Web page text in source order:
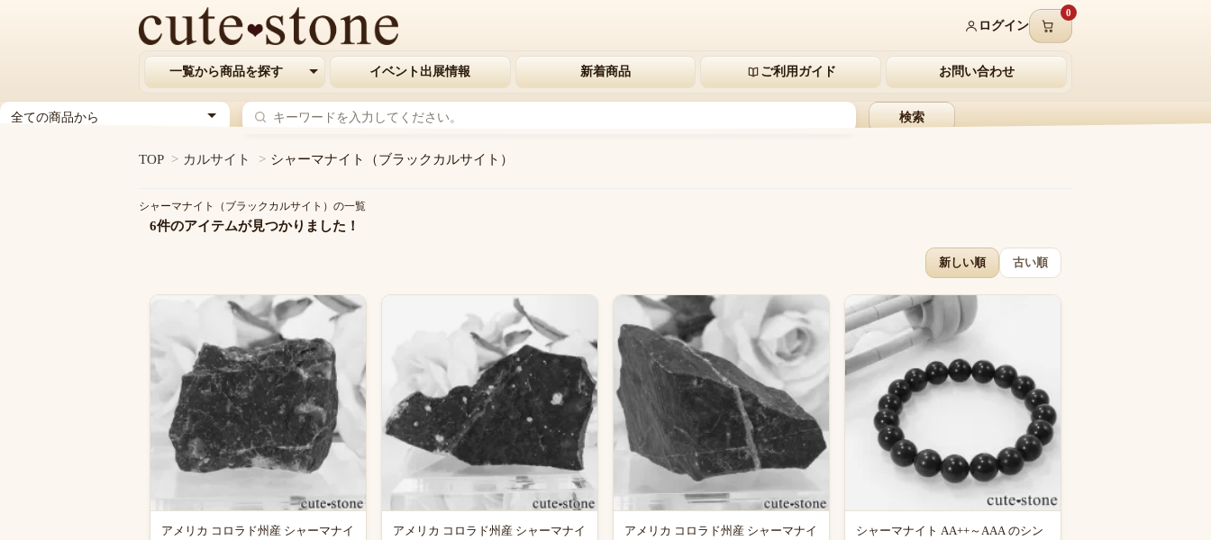
ログイン
0
一覧から商品を探す イベント出展情報 新着商品 ご利用ガイド お問い合わせ
ジ
検索
TOP > カルサイト > シャーマナイト（ブラックカルサイト）
シャーマナイト（ブラックカルサイト）の一覧
6件のアイテムが見つかりました！
新しい順 古い順
アメリカ コロラド州産 シャーマナイ
アメリカ コロラド州産 シャーマナイ
アメリカ コロラド州産 シャーマナイ
シャーマナイト AA++～AAA のシン